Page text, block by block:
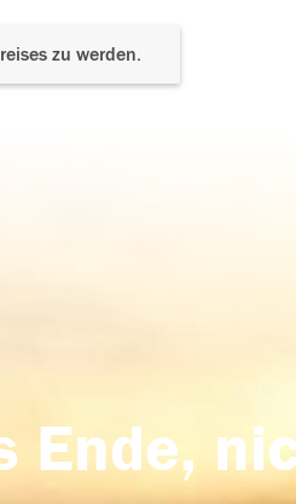
zu werden.
Ende,